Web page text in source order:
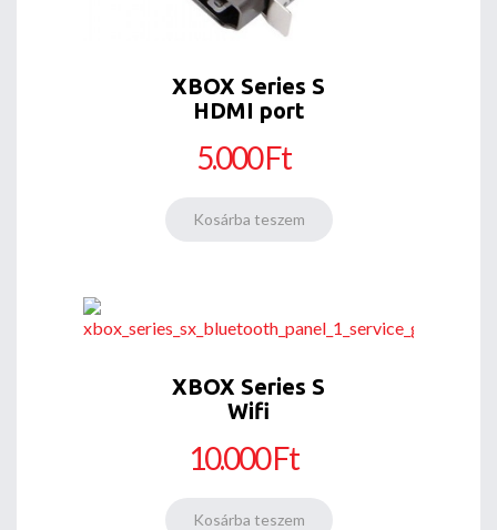
XBOX Series S
HDMI port
5.000 Ft
XBOX Series S
Wifi
10.000 Ft